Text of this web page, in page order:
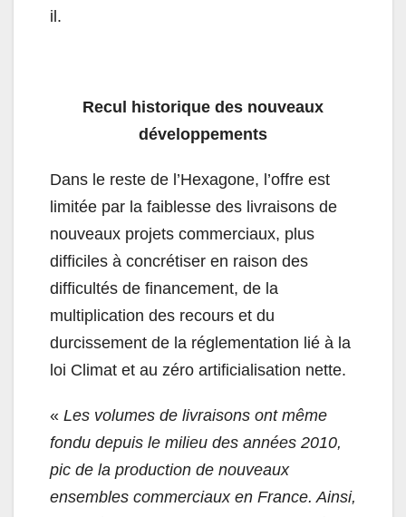
il.
Recul historique des nouveaux
développements
Dans le reste de l’Hexagone, l’offre est
limitée par la faiblesse des livraisons de
nouveaux projets commerciaux, plus
difficiles à concrétiser en raison des
difficultés de financement, de la
multiplication des recours et du
durcissement de la réglementation lié à la
loi Climat et au zéro artificialisation nette.
« Les volumes de livraisons ont même
fondu depuis le milieu des années 2010,
pic de la production de nouveaux
ensembles commerciaux en France. Ainsi,